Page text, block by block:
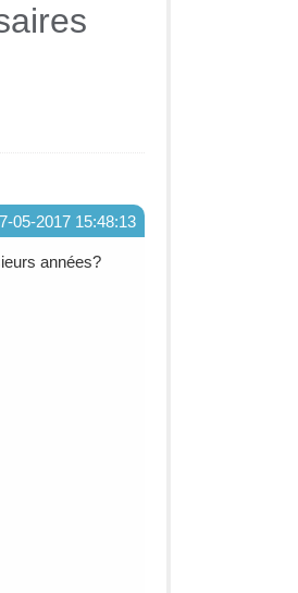
05-2017 15:48:13
années?